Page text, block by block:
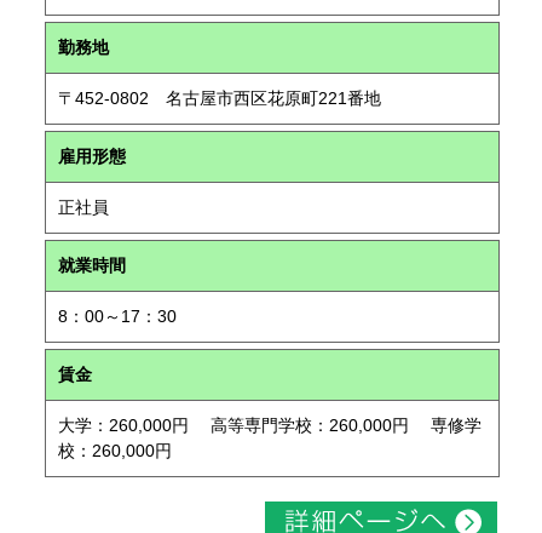
勤務地
〒452-0802 名古屋市西区花原町221番地
雇用形態
正社員
就業時間
8：00～17：30
賃金
大学：260,000円 高等専門学校：260,000円 専修学
校：260,000円